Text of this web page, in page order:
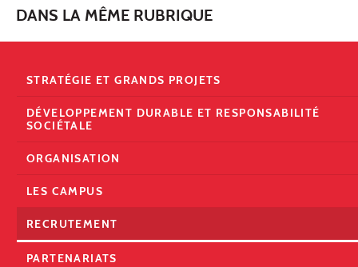
DANS LA MÊME RUBRIQUE
STRATÉGIE ET GRANDS PROJETS
DÉVELOPPEMENT DURABLE ET RESPONSABILITÉ
SOCIÉTALE
ORGANISATION
LES CAMPUS
RECRUTEMENT
PARTENARIATS